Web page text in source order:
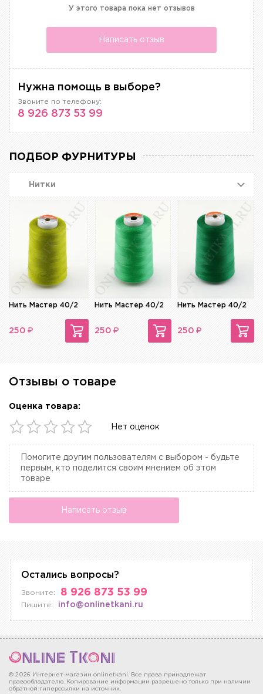
У этого товара пока нет отзывов
Написать отзыв
Нужна помощь в выборе?
Звоните по телефону:
8 926 873 53 99
ПОДБОР ФУРНИТУРЫ
Нитки
Нить Мастер 40/2
250 ₽
Нить Мастер 40/2
250 ₽
Нить Мастер 40/2
250 ₽
Отзывы о товаре
Оценка товара:
Нет оценок
Помогите другим пользователям с выбором - будьте
первым, кто поделится своим мнением об этом
товаре
Написать отзыв
Остались вопросы?
Звоните: 8 926 873 53 99
Пишите: info@onlinetkani.ru
© 2026 Интернет-магазин onlinetkani. Все права принадлежат
правообладателю. Копирование информации разрешено только при наличии
обратной гиперссылки на источник.